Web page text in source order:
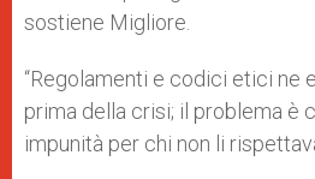
sostiene Migliore.
“Regolamenti e codici etici ne
prima della crisi; il problema è
impunità per chi non li